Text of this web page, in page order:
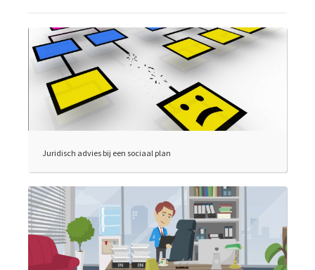
Juridisch advies bij een sociaal plan